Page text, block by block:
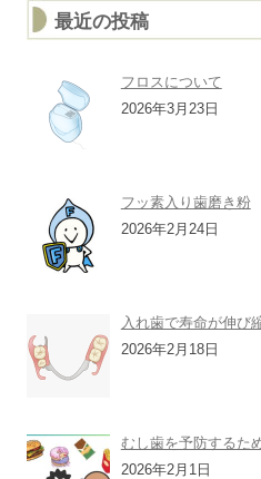
最近の投稿
フロスについて
2026年3月23日
フッ素入り歯磨き粉
2026年2月24日
入れ歯で寿命が伸び
2026年2月18日
むし歯を予防するた
2026年2月1日